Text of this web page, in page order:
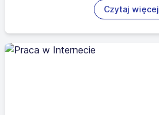
Czytaj więcej